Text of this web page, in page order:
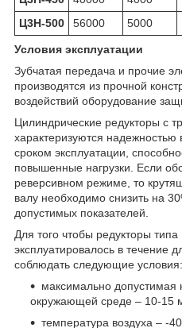
Ц3Н-500
56000 5000
Условия эксплуатации
Зубчатая передача и прочие
производятся из прочной
воздействий оборудование
Цилиндрические редукторы с
характеризуются
сроком эксплуатации,
повышенные нагрузки. Если
реверсивном режиме, то
валу необходимо снизить на
допустимых показателей.
Для того чтобы редукторы
эксплуатировалось в течение
соблюдать следующие условия:
максимально допустимая
окружающей среде – 10-15
температура воздуха – -